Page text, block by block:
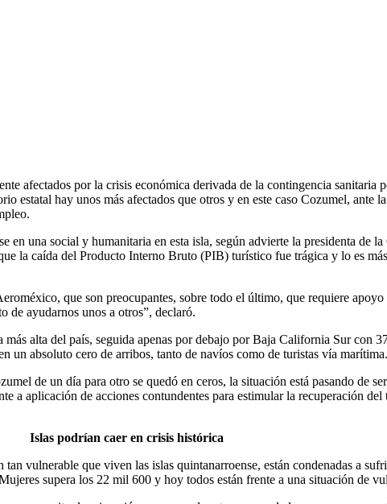
afectados por la crisis económica derivada de la contingencia sanitaria
estatal hay unos más afectados que otros y en este caso Cozumel, ante
una social y humanitaria en esta isla, según advierte la presidenta de
la caída del Producto Interno Bruto (PIB) turístico fue trágica y lo es
que son preocupantes, sobre todo el último, que requiere
de ayudarnos unos a otros”, declaró.
alta del país, seguida apenas por debajo por Baja California Sur con
un absoluto cero de arribos, tanto de navíos como de turistas vía marítima.
de un día para otro se quedó en ceros, la situación está pasando de
a aplicación de acciones contundentes para estimular la recuperación
Islas podrían caer en crisis histórica
vulnerable que viven las islas quintanarroense, están condenadas a
supera los 22 mil 600 y hoy todos están frente a una situación de